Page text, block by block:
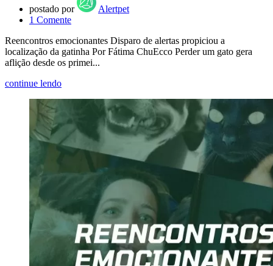
postado por
Alertpet
1 Comente
Reencontros emocionantes Disparo de alertas propiciou a
localização da gatinha Por Fátima ChuEcco Perder um gato gera
aflição desde os primei...
continue lendo